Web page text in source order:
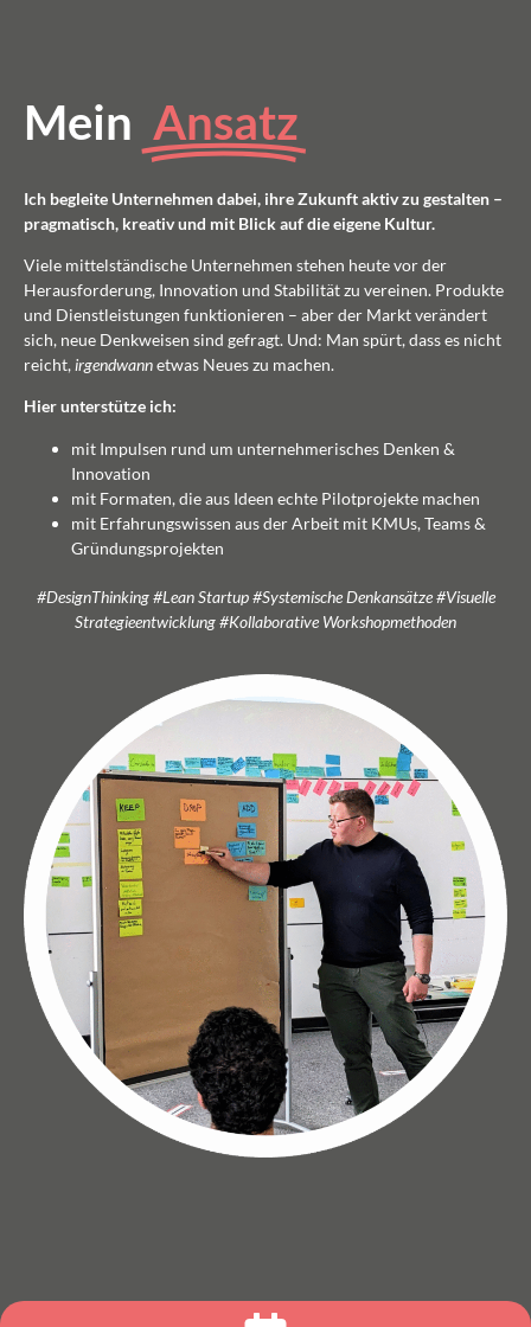
Mein Ansatz
Ich begleite Unternehmen dabei, ihre Zukunft aktiv zu gestalten –
pragmatisch, kreativ und mit Blick auf die eigene Kultur.
Viele mittelständische Unternehmen stehen heute vor der
Herausforderung, Innovation und Stabilität zu vereinen. Produkte
und Dienstleistungen funktionieren – aber der Markt verändert
sich, neue Denkweisen sind gefragt. Und: Man spürt, dass es nicht
reicht, irgendwannetwas Neues zu machen.
Hier unterstütze ich:
mit Impulsen rund um unternehmerisches Denken &
Innovation
mit Formaten, die aus Ideen echte Pilotprojekte machen
mit Erfahrungswissen aus der Arbeit mit KMUs, Teams &
Gründungsprojekten
#DesignThinking #Lean Startup #Systemische Denkansätze #Visuelle
Strategieentwicklung #Kollaborative Workshopmethoden